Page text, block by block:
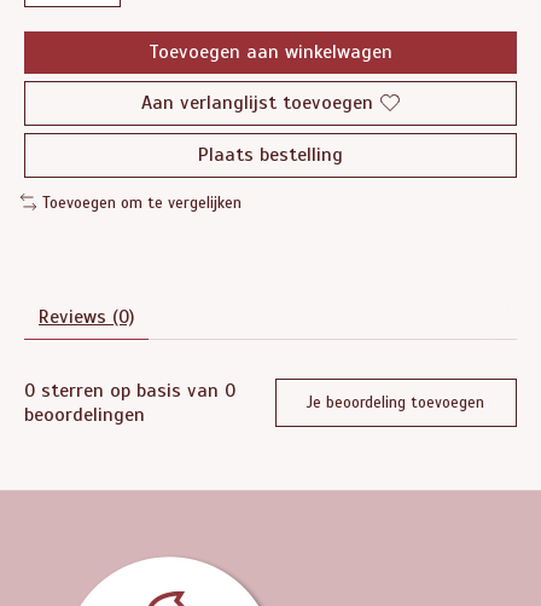
Toevoegen aan winkelwagen
Aan verlanglijst toevoegen
Plaats bestelling
Toevoegen om te vergelijken
Reviews (0)
0 sterren op basis van 0
beoordelingen
Je beoordeling toevoegen